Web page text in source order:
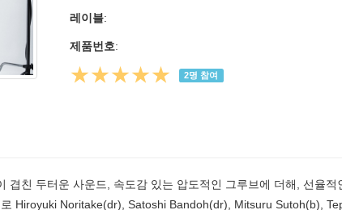
레이블:
제품번호:
★★★★★ 2명 참여
겹친 두터운 사운드, 속도감 있는 압도적인 그루브에 더해, 선율
Hiroyuki Noritake(dr), Satoshi Bandoh(dr), Mitsuru Sutoh(b),